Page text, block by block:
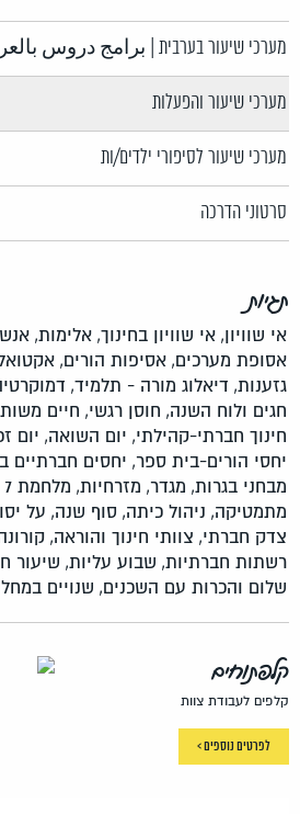
מערכי שיעור בערבית | برامج دروس
מערכי שיעור והפעלות
מערכי שיעור לסיפורי ילדים/ות
סרטוני הדרכה
תגיות
אי שוויון, אי שוויון בחינוך, אלימות,
אסופת מערכים, אסיפות הורים,
גזענות, דיאלוג מורה - תלמיד,
חגים ולוח השנה, חוסן רגשי, חיים
חינוך חברתי-קהילתי, יום השואה, יום
יחסי הורים-בית ספר, יחסים חברתיים
מבחני בגרות, מגדר, מזרחיות, מלחמת 7 אוקטובר,
מתמטיקה, ניהול כיתה, סוף שנה, על
צדק חברתי, צוותי חינוך והוראה,
רשתות חברתיות, שבוע עליות, שיעור
שלום והכרות עם השכנים, שנויים
קלפתוחים
קלפים לעבודת צוות
לפרטים נוספים >